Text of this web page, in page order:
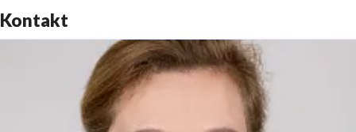
service@reiseland-brandenburg.de
brandenburg.de
Amtsgericht Potsdam HRB 11403 | Ust-IdNr.
DE194533636Vorsitzender des Aufsichtsrates:
Kontakt